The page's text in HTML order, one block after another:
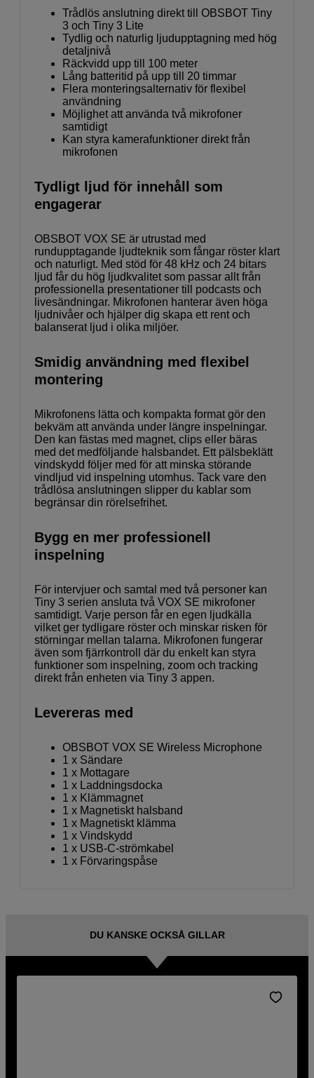
Trådlös anslutning direkt till OBSBOT Tiny
3 och Tiny 3 Lite
Tydlig och naturlig ljudupptagning med hög
detaljnivå
Räckvidd upp till 100 meter
Lång batteritid på upp till 20 timmar
Flera monteringsalternativ för flexibel
användning
Möjlighet att använda två mikrofoner
samtidigt
Kan styra kamerafunktioner direkt från
mikrofonen
Tydligt ljud för innehåll som
engagerar
OBSBOT VOX SE är utrustad med
rundupptagande ljudteknik som fångar röster klart
och naturligt. Med stöd för 48 kHz och 24 bitars
ljud får du hög ljudkvalitet som passar allt från
professionella presentationer till podcasts och
livesändningar. Mikrofonen hanterar även höga
ljudnivåer och hjälper dig skapa ett rent och
balanserat ljud i olika miljöer.
Smidig användning med flexibel
montering
Mikrofonens lätta och kompakta format gör den
bekväm att använda under längre inspelningar.
Den kan fästas med magnet, clips eller bäras
med det medföljande halsbandet. Ett pälsbeklätt
vindskydd följer med för att minska störande
vindljud vid inspelning utomhus. Tack vare den
trådlösa anslutningen slipper du kablar som
begränsar din rörelsefrihet.
Bygg en mer professionell
inspelning
För intervjuer och samtal med två personer kan
Tiny 3 serien ansluta två VOX SE mikrofoner
samtidigt. Varje person får en egen ljudkälla
vilket ger tydligare röster och minskar risken för
störningar mellan talarna. Mikrofonen fungerar
även som fjärrkontroll där du enkelt kan styra
funktioner som inspelning, zoom och tracking
direkt från enheten via Tiny 3 appen.
Levereras med
OBSBOT VOX SE Wireless Microphone
1 x Sändare
1 x Mottagare
1 x Laddningsdocka
1 x Klämmagnet
1 x Magnetiskt halsband
1 x Magnetiskt klämma
1 x Vindskydd
1 x USB-C-strömkabel
1 x Förvaringspåse
DU KANSKE OCKSÅ GILLAR